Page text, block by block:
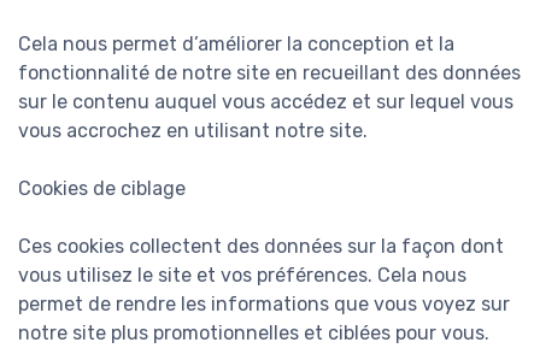
Cela nous permet d’améliorer la conception et la
fonctionnalité de notre site en recueillant des données
sur le contenu auquel vous accédez et sur lequel vous
vous accrochez en utilisant notre site.
Cookies de ciblage
Ces cookies collectent des données sur la façon dont
vous utilisez le site et vos préférences. Cela nous
permet de rendre les informations que vous voyez sur
notre site plus promotionnelles et ciblées pour vous.